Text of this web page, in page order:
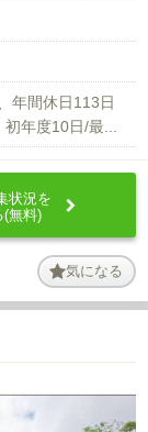
年間休日113日
年度10日/最...
状況を
(無料)
気になる